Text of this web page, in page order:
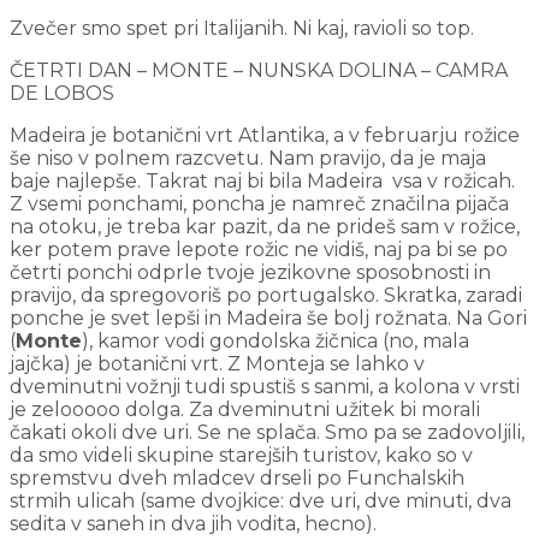
Zvečer smo spet pri Italijanih. Ni kaj, ravioli so top.
ČETRTI DAN – MONTE – NUNSKA DOLINA – CAMRA
DE LOBOS
Madeira je botanični vrt Atlantika, a v februarju rožice
še niso v polnem razcvetu. Nam pravijo, da je maja
baje najlepše. Takrat naj bi bila Madeira vsa v rožicah.
Z vsemi ponchami, poncha je namreč značilna pijača
na otoku, je treba kar pazit, da ne prideš sam v rožice,
ker potem prave lepote rožic ne vidiš, naj pa bi se po
četrti ponchi odprle tvoje jezikovne sposobnosti in
pravijo, da spregovoriš po portugalsko. Skratka, zaradi
ponche je svet lepši in Madeira še bolj rožnata. Na Gori
(Monte), kamor vodi gondolska žičnica (no, mala
jajčka) je botanični vrt. Z Monteja se lahko v
dveminutni vožnji tudi spustiš s sanmi, a kolona v vrsti
je zelooooo dolga. Za dveminutni užitek bi morali
čakati okoli dve uri. Se ne splača. Smo pa se zadovoljili,
da smo videli skupine starejših turistov, kako so v
spremstvu dveh mladcev drseli po Funchalskih
strmih ulicah (same dvojkice: dve uri, dve minuti, dva
sedita v saneh in dva jih vodita, hecno).